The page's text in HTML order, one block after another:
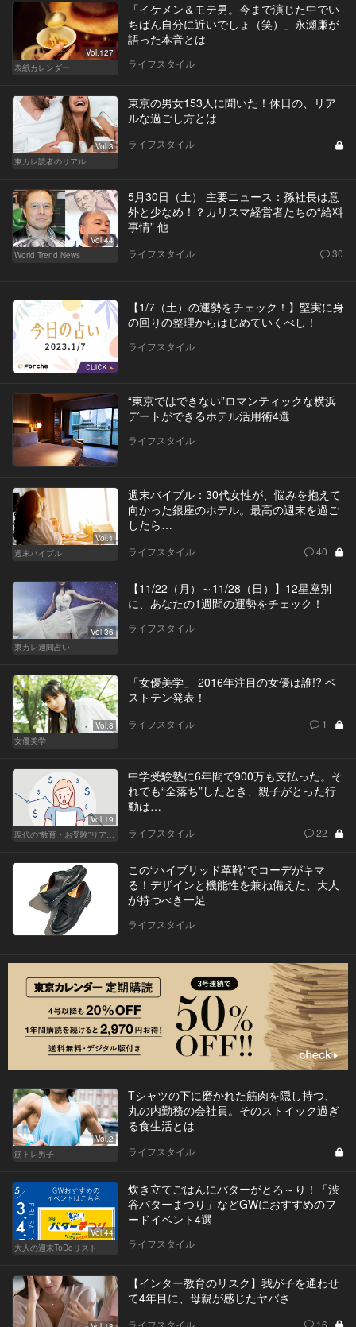
Vol.127
表紙カレンダー
「イケメン＆モテ男。今まで演じた中でい
ちばん自分に近いでしょ（笑）」永瀬廉が
語った本音とは
ライフスタイル
Vol.3
東カレ読者のリアル
東京の男女153人に聞いた！休日の、リア
ルな過ごし方とは
ライフスタイル
Vol.44
World Trend News
5月30日（土） 主要ニュース：孫社長は意
外と少なめ！？カリスマ経営者たちの“給料
事情” 他
ライフスタイル 30
【1/7（土）の運勢をチェック！】堅実に身
の回りの整理からはじめていくべし！
ライフスタイル
“東京ではできない”ロマンティックな横浜
デートができるホテル活用術4選
ライフスタイル
Vol.1
週末バイブル
週末バイブル：30代女性が、悩みを抱えて
向かった銀座のホテル。最高の週末を過ご
したら…
ライフスタイル 40
Vol.36
東カレ週間占い
【11/22（月）～11/28（日）】12星座別
に、あなたの1週間の運勢をチェック！
ライフスタイル
Vol.8
女優美学
「女優美学」 2016年注目の女優は誰!? ベ
ストテン発表！
ライフスタイル 1
Vol.19
現代の“教育・お受験”リアルドキュメント
中学受験塾に6年間で900万も支払った。そ
れでも“全落ち”したとき、親子がとった行
動は…
ライフスタイル 22
この“ハイブリッド革靴”でコーデがキマ
る！デザインと機能性を兼ね備えた、大人
が持つべき一足
ライフスタイル
Vol.2
筋トレ男子
Tシャツの下に磨かれた筋肉を隠し持つ、
丸の内勤務の会社員。そのストイック過ぎ
る食生活とは
ライフスタイル
Vol.44
大人の週末ToDoリスト
炊き立てごはんにバターがとろ～り！「渋
谷バターまつり」などGWにおすすめのフ
ードイベント4選
ライフスタイル
【インター教育のリスク】我が子を通わせ
て4年目に、母親が感じたヤバさ
ライフスタイル 16